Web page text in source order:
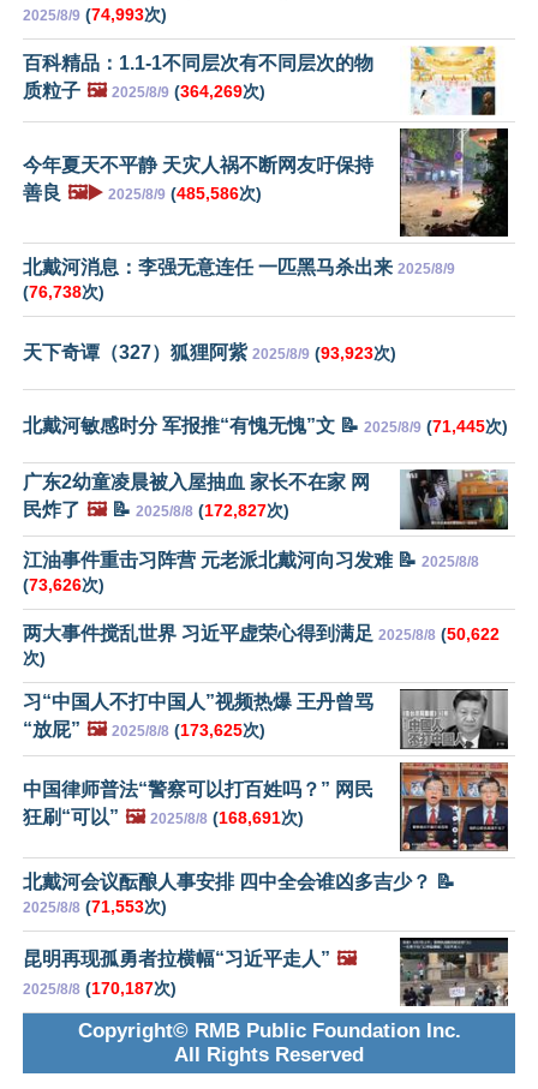
2025/8/9 (74,993次)
百科精品：1.1-1不同层次有不同层次的物
质粒子 🖼️ 2025/8/9 (364,269次)
今年夏天不平静 天灾人祸不断网友吁保持
善良 🖼️▶️ 2025/8/9 (485,586次)
北戴河消息：李强无意连任 一匹黑马杀出来 2025/8/9
(76,738次)
天下奇谭（327）狐狸阿紫 2025/8/9 (93,923次)
北戴河敏感时分 军报推“有愧无愧”文 📝 2025/8/9 (71,445次)
广东2幼童凌晨被入屋抽血 家长不在家 网
民炸了 🖼️📝 2025/8/8 (172,827次)
江油事件重击习阵营 元老派北戴河向习发难 📝 2025/8/8
(73,626次)
两大事件搅乱世界 习近平虚荣心得到满足 2025/8/8 (50,622
次)
习“中国人不打中国人”视频热爆 王丹曾骂
“放屁” 🖼️ 2025/8/8 (173,625次)
中国律师普法“警察可以打百姓吗？” 网民
狂刷“可以” 🖼️ 2025/8/8 (168,691次)
北戴河会议酝酿人事安排 四中全会谁凶多吉少？ 📝
2025/8/8 (71,553次)
昆明再现孤勇者拉横幅“习近平走人” 🖼️
2025/8/8 (170,187次)
Copyright© RMB Public Foundation Inc.
All Rights Reserved